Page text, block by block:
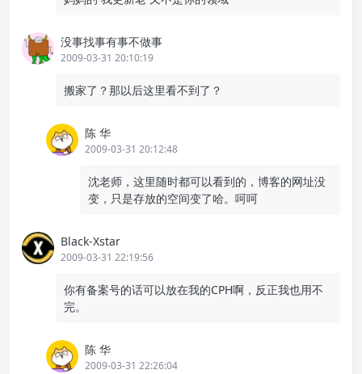
没事找事有事不做事
2009-03-31 20:10:19
搬家了？那以后这里看不到了？
陈 华
2009-03-31 20:12:48
沈老师，这里随时都可以看到的，博客的网址没
变，只是存放的空间变了哈。呵呵
Black-Xstar
2009-03-31 22:19:56
你有备案号的话可以放在我的CPH啊，反正我也用不
完。
陈 华
2009-03-31 22:26:04